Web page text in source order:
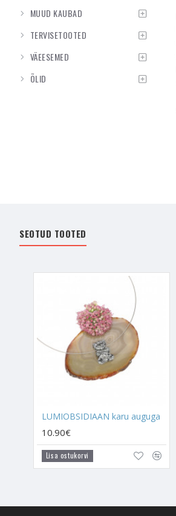
MUUD KAUBAD
TERVISETOOTED
VÄEESEMED
ÕLID
SEOTUD TOOTED
LUMIOBSIDIAAN karu auguga
10.90€
Lisa ostukorvi